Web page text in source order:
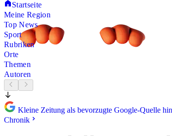
Startseite
Meine Region
Top News
Sport
Rubriken
Orte
Themen
Autoren
Kleine Zeitung als bevorzugte Google-Quelle
Chronik